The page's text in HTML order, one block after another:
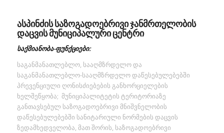
ასპინძის საზოგადოებრივი ჯანმრთელობის
დაცვის მუნიციპალური ცენტრი
საქმიანობა-ფუნქციები:
საგანმანათლებლო, სააღმზრდელო და
საგანმანათლებლო-სააღმზრდელო დაწესებულებებში
პრევენციული ღონისძიებების განხორციელების
ხელშეწყობა; მუნიციპალიტეტის ტერიტორიაზე
განთავსებულ საზოგადოებრივი მნიშვნელობის
დაწესებულებებში სანიტარიული ნორმების დაცვის
ზედამხედველობა, მათ შორის, საზოგადოებრივი